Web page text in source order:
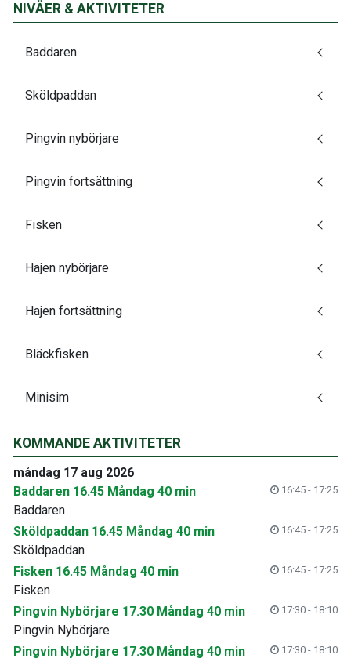
NIVÅER & AKTIVITETER
Baddaren
Sköldpaddan
Pingvin nybörjare
Pingvin fortsättning
Fisken
Hajen nybörjare
Hajen fortsättning
Bläckfisken
Minisim
KOMMANDE AKTIVITETER
måndag 17 aug 2026
Baddaren 16.45 Måndag 40 min
16:45 - 17:25
Baddaren
Sköldpaddan 16.45 Måndag 40 min
16:45 - 17:25
Sköldpaddan
Fisken 16.45 Måndag 40 min
16:45 - 17:25
Fisken
Pingvin Nybörjare 17.30 Måndag 40 min
17:30 - 18:10
Pingvin Nybörjare
Pingvin Nybörjare 17.30 Måndag 40 min
17:30 - 18:10